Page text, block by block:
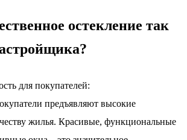
остекление так
для покупателей:
предъявляют высокие
жилья. Красивые, функциональные